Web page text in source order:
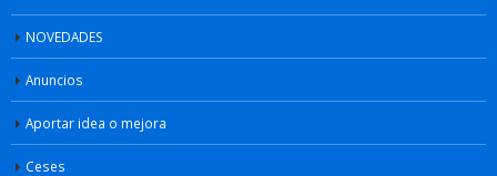
NOVEDADES
Anuncios
Aportar idea o mejora
Ceses